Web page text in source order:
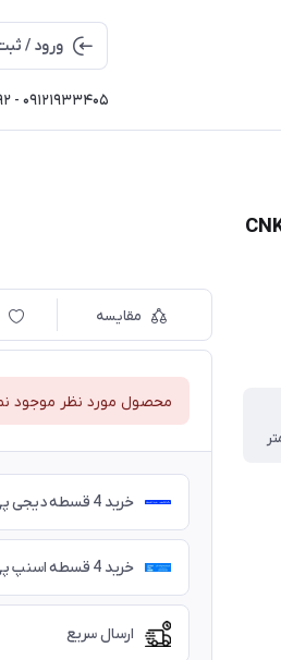
ورود /
- 09121933405
مقایسه
محصول مورد نظر موجود
خرید 4 قسطه دیجی پی
خرید 4 قسطه اسنپ پی
ارسال سریع